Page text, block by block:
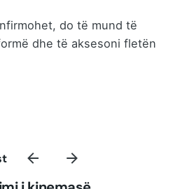
do të mund të
dhe të aksesoni fletën